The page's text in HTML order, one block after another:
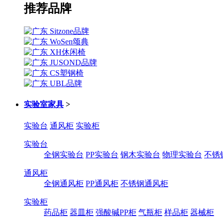
推荐品牌
实验室家具 >
实验台 通风柜 实验柜
实验台
全钢实验台 PP实验台 钢木实验台 物理实验台 不锈
通风柜
全钢通风柜 PP通风柜 不锈钢通风柜
实验柜
药品柜 器皿柜 强酸碱PP柜 气瓶柜 样品柜 器械柜